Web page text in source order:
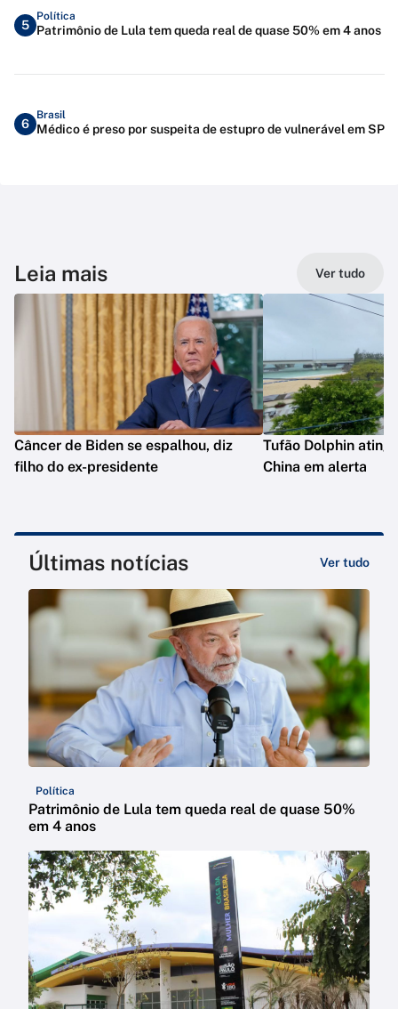
5
Política
Patrimônio de Lula tem queda real de quase 50% em 4 anos
6
Brasil
Médico é preso por suspeita de estupro de vulnerável em SP
Leia mais Ver tudo
Câncer de Biden se espalhou, diz
filho do ex-presidente
Tufão Dolphin
China em alerta
Últimas notícias Ver tudo
Política
Patrimônio de Lula tem queda real de quase 50%
em 4 anos